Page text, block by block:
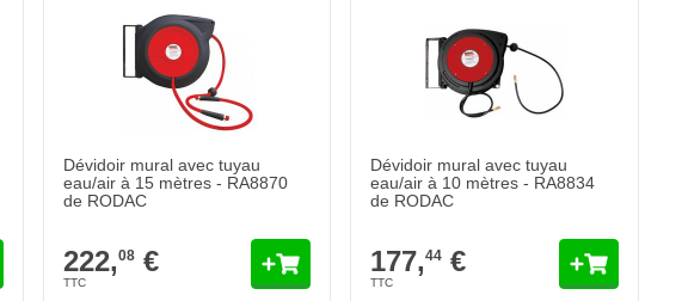
Dévidoir mural avec tuyau
eau/air à 15 mètres - RA8870
de RODAC
222,08€
Dévidoir mural avec tuyau
eau/air à 10 mètres - RA8834
de RODAC
177,44 €